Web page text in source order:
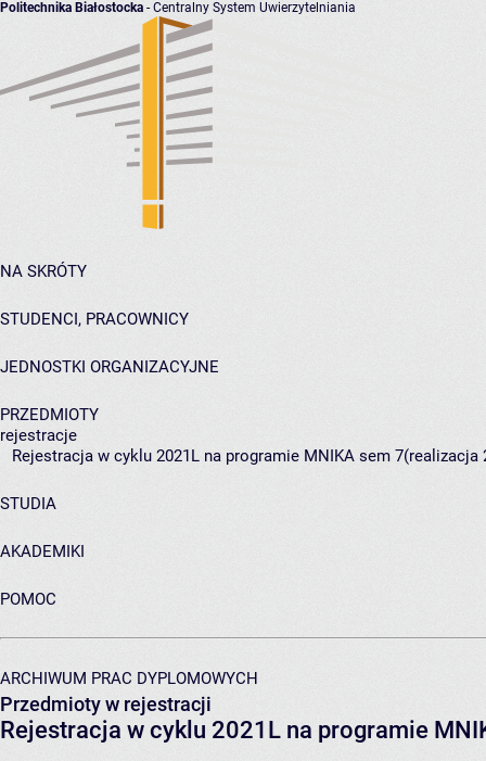
Politechnika Białostocka - Centralny System Uwierzytelniania
NA SKRÓTY
STUDENCI, PRACOWNICY
JEDNOSTKI ORGANIZACYJNE
PRZEDMIOTY
rejestracje
Rejestracja w cyklu 2021L na programie MNIKA sem 7(realizacja
STUDIA
AKADEMIKI
POMOC
ARCHIWUM PRAC DYPLOMOWYCH
Przedmioty w rejestracji
Rejestracja w cyklu 2021L na programie